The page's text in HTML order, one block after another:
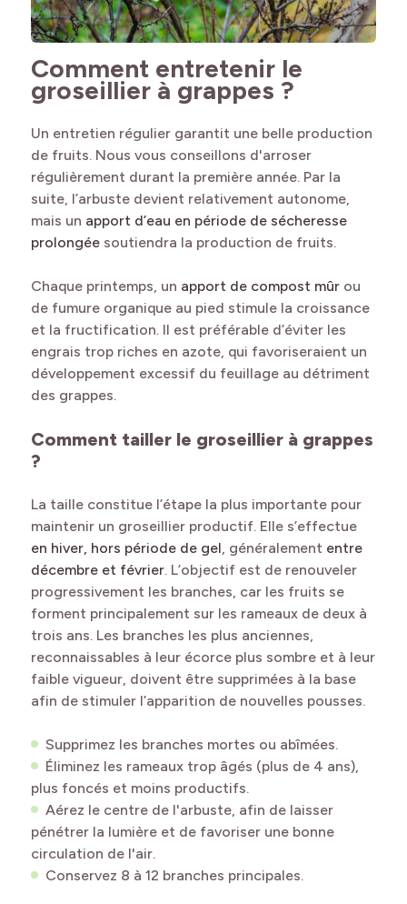
Comment entretenir le
groseillier à grappes ?
Un entretien régulier garantit une belle production
de fruits. Nous vous conseillons d'arroser
régulièrement durant la première année. Par la
suite, l’arbuste devient relativement autonome,
mais un apport d’eau en période de sécheresse
prolongée soutiendra la production de fruits.
Chaque printemps, un apport de compost mûr ou
de fumure organique au pied stimule la croissance
et la fructification. Il est préférable d’éviter les
engrais trop riches en azote, qui favoriseraient un
développement excessif du feuillage au détriment
des grappes.
Comment tailler le groseillier à grappes
?
La taille constitue l’étape la plus importante pour
maintenir un groseillier productif. Elle s’effectue
en hiver, hors période de gel, généralement entre
décembre et février. L’objectif est de renouveler
progressivement les branches, car les fruits se
forment principalement sur les rameaux de deux à
trois ans. Les branches les plus anciennes,
reconnaissables à leur écorce plus sombre et à leur
faible vigueur, doivent être supprimées à la base
afin de stimuler l’apparition de nouvelles pousses.
Supprimez les branches mortes ou abîmées.
Éliminez les rameaux trop âgés (plus de 4 ans),
plus foncés et moins productifs.
Aérez le centre de l'arbuste, afin de laisser
pénétrer la lumière et de favoriser une bonne
circulation de l'air.
Conservez 8 à 12 branches principales.